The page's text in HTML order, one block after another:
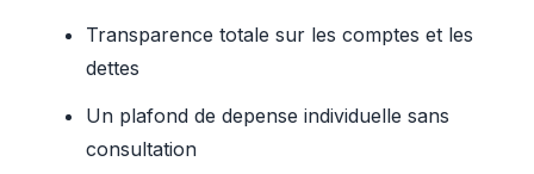
Transparence totale sur les comptes et les
dettes
Un plafond de depense individuelle sans
consultation